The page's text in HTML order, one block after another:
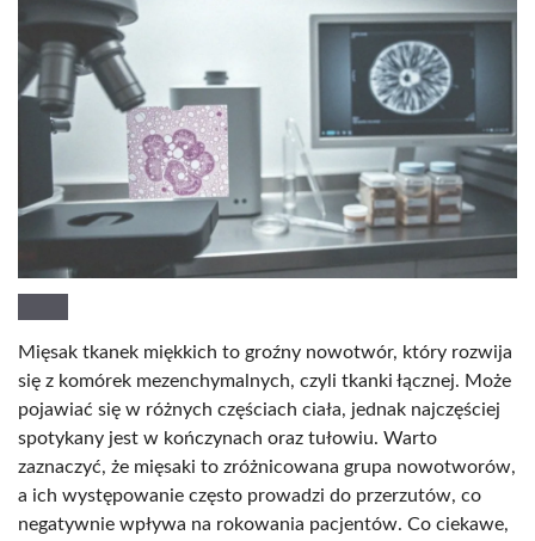
Mięsak tkanek miękkich to groźny nowotwór, który rozwija
się z komórek mezenchymalnych, czyli tkanki łącznej. Może
pojawiać się w różnych częściach ciała, jednak najczęściej
spotykany jest w kończynach oraz tułowiu. Warto
zaznaczyć, że mięsaki to zróżnicowana grupa nowotworów,
a ich występowanie często prowadzi do przerzutów, co
negatywnie wpływa na rokowania pacjentów. Co ciekawe,